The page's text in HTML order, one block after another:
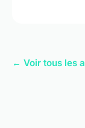
← Voir tous les